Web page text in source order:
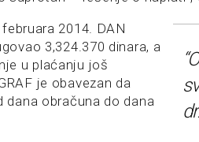
2014. DAN
3,324.370 dinara, a
u plaćanju još
je obavezan da
dana obračuna do dana